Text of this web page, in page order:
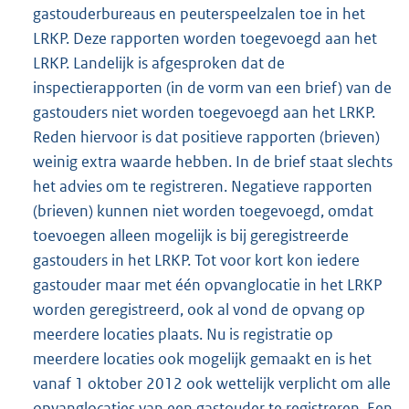
gastouderbureaus en peuterspeelzalen toe in het
LRKP. Deze rapporten worden toegevoegd aan het
LRKP. Landelijk is afgesproken dat de
inspectierapporten (in de vorm van een brief) van de
gastouders niet worden toegevoegd aan het LRKP.
Reden hiervoor is dat positieve rapporten (brieven)
weinig extra waarde hebben. In de brief staat slechts
het advies om te registreren. Negatieve rapporten
(brieven) kunnen niet worden toegevoegd, omdat
toevoegen alleen mogelijk is bij geregistreerde
gastouders in het LRKP. Tot voor kort kon iedere
gastouder maar met één opvanglocatie in het LRKP
worden geregistreerd, ook al vond de opvang op
meerdere locaties plaats. Nu is registratie op
meerdere locaties ook mogelijk gemaakt en is het
vanaf 1 oktober 2012 ook wettelijk verplicht om alle